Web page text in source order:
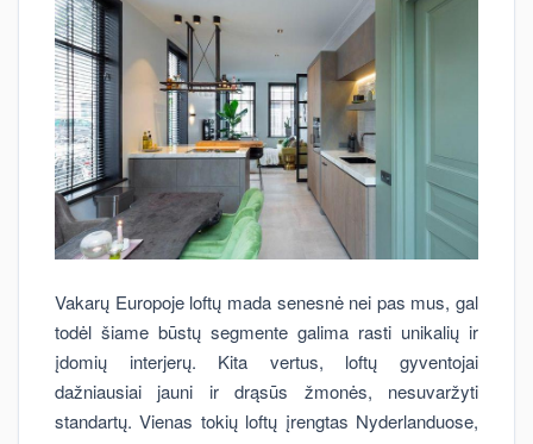
Vakarų Europoje loftų mada senesnė nei pas mus, gal
todėl šiame būstų segmente galima rasti unikalių ir
įdomių interjerų. Kita vertus, loftų gyventojai
dažniausiai jauni ir drąsūs žmonės, nesuvaržyti
standartų. Vienas tokių loftų įrengtas Nyderlanduose,